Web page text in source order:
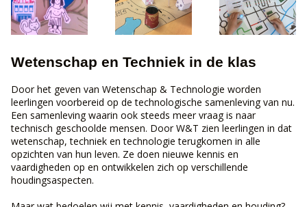
Wetenschap en Techniek in de klas
Door het geven van Wetenschap & Technologie worden
leerlingen voorbereid op de technologische samenleving van nu.
Een samenleving waarin ook steeds meer vraag is naar
technisch geschoolde mensen. Door W&T zien leerlingen in dat
wetenschap, techniek en technologie terugkomen in alle
opzichten van hun leven. Ze doen nieuwe kennis en
vaardigheden op en ontwikkelen zich op verschillende
houdingsaspecten.